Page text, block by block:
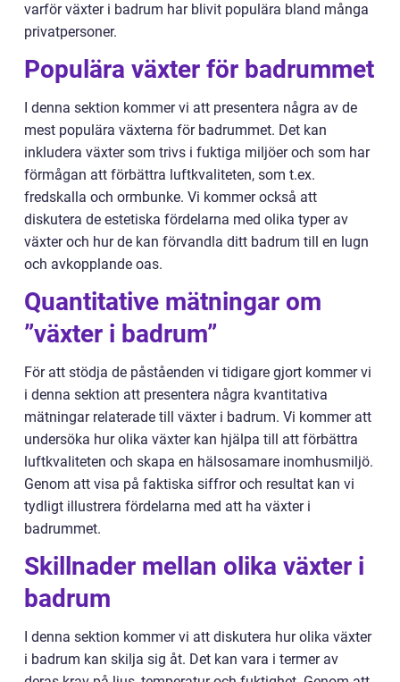
varför växter i badrum har blivit populära bland många
privatpersoner.
Populära växter för badrummet
I denna sektion kommer vi att presentera några av de
mest populära växterna för badrummet. Det kan
inkludera växter som trivs i fuktiga miljöer och som har
förmågan att förbättra luftkvaliteten, som t.ex.
fredskalla och ormbunke. Vi kommer också att
diskutera de estetiska fördelarna med olika typer av
växter och hur de kan förvandla ditt badrum till en lugn
och avkopplande oas.
Quantitative mätningar om
”växter i badrum”
För att stödja de påståenden vi tidigare gjort kommer vi
i denna sektion att presentera några kvantitativa
mätningar relaterade till växter i badrum. Vi kommer att
undersöka hur olika växter kan hjälpa till att förbättra
luftkvaliteten och skapa en hälsosamare inomhusmiljö.
Genom att visa på faktiska siffror och resultat kan vi
tydligt illustrera fördelarna med att ha växter i
badrummet.
Skillnader mellan olika växter i
badrum
I denna sektion kommer vi att diskutera hur olika växter
i badrum kan skilja sig åt. Det kan vara i termer av